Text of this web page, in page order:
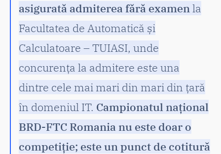
asigurată admiterea fără examen la
Facultatea de Automatică și
Calculatoare – TUIASI, unde
concurența la admitere este una
dintre cele mai mari din mari din țară
în domeniul IT. Campionatul național
BRD-FTC Romania nu este doar o
competiție; este un punct de cotitură